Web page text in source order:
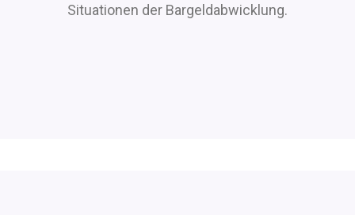
Situationen der Bargeldabwicklung.